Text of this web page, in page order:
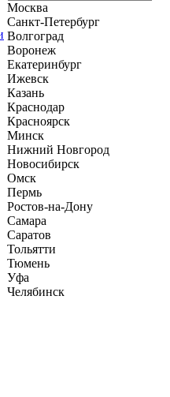
Москва
Санкт-Петербург
Волгоград
Воронеж
Екатеринбург
Ижевск
Казань
Краснодар
Красноярск
Минск
Нижний Новгород
Новосибирск
Омск
Пермь
Ростов-на-Дону
Самара
Саратов
Тольятти
Тюмень
Уфа
Челябинск